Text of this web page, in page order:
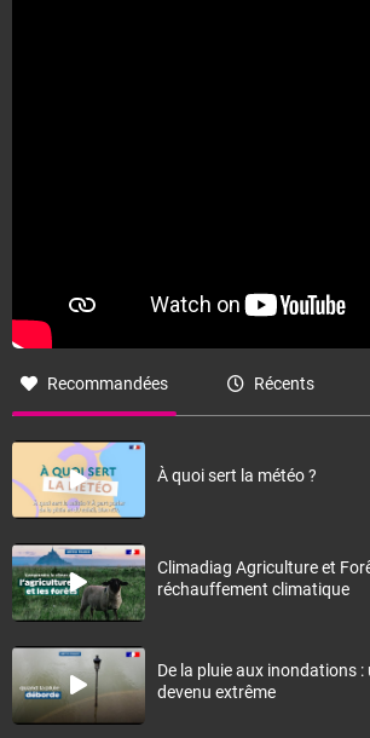
Recommandées Récents
À quoi sert la météo ?
Climadiag Agriculture et
réchauffement climatique
De la pluie aux inondations
devenu extrême